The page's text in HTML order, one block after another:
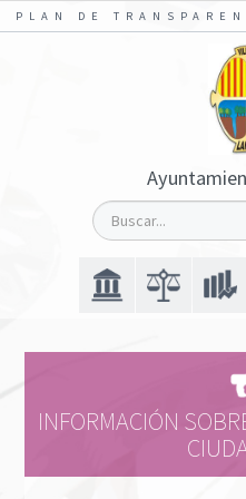
PLAN DE
INFORMACIÓN